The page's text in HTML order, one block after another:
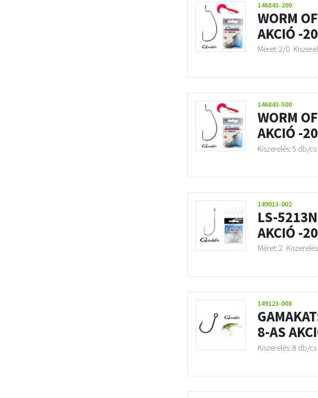
146843-200
WORM
AKCIÓ -
Méret: 2/0
146843-500
WORM
AKCIÓ -
Kiszerelés: 5 db/cs
149013-002
LS-
AKCIÓ -
Méret: 2
149123-008
8-AS
Kiszerelés: 8 db/cs